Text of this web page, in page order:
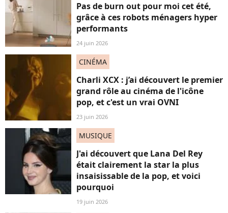
Pas de burn out pour moi cet été,
grâce à ces robots ménagers hyper
performants
24 juin 2026
CINÉMA
Charli XCX : j’ai découvert le premier
grand rôle au cinéma de l'icône
pop, et c'est un vrai OVNI
23 juin 2026
MUSIQUE
J'ai découvert que Lana Del Rey
était clairement la star la plus
insaisissable de la pop, et voici
pourquoi
19 juin 2026